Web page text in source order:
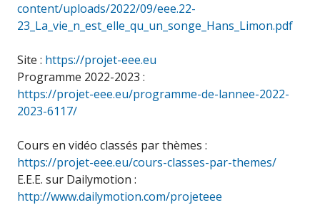
content/uploads/2022/09/eee.22-
23_La_vie_n_est_elle_qu_un_songe_Hans_Limon.pdf
Site : https://projet-eee.eu
Programme 2022-2023 :
https://projet-eee.eu/programme-de-lannee-2022-
2023-6117/
Cours en vidéo classés par thèmes :
https://projet-eee.eu/cours-classes-par-themes/
E.E.E. sur Dailymotion :
http://www.dailymotion.com/projeteee